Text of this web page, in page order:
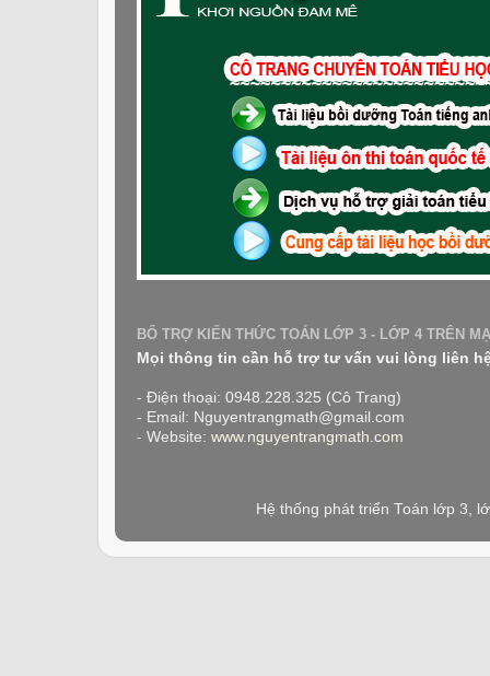
BỔ TRỢ KIẾN THỨC TOÁN LỚP 3 - LỚP 4 TRÊN
Mọi thông tin cần hỗ trợ tư vấn vui lòng liên
- Điện thoại: 0948.228.325 (Cô Trang)
- Email: Nguyentrangmath@gmail.com
- Website: www.nguyentrangmath.com
Hệ thống phát triển Toán lớp 3,